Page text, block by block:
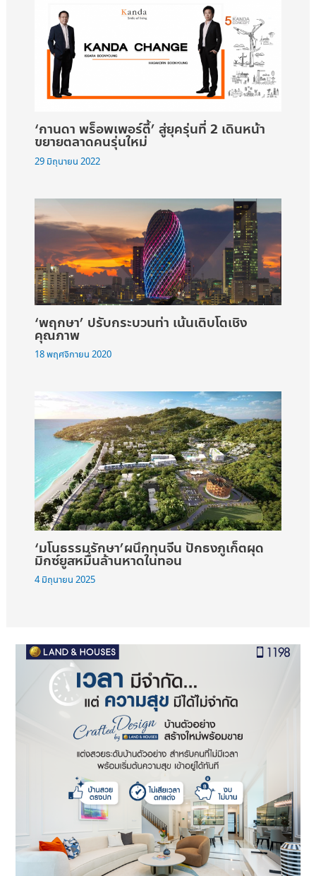
‘กานดา พร็อพเพอร์ตี้’ สู่ยุครุ่นที่ 2 เดินหน้า
ขยายตลาดคนรุ่นใหม่
29 มิถุนายน 2022
‘พฤกษา’ ปรับกระบวนท่า เน้นเติบโตเชิง
คุณภาพ
18 พฤศจิกายน 2020
‘มโนธรรมรักษา’ผนึกทุนจีน ปักธงภูเก็ตผุด
มิกซ์ยูสหมื่นล้านหาดในทอน
4 มิถุนายน 2025